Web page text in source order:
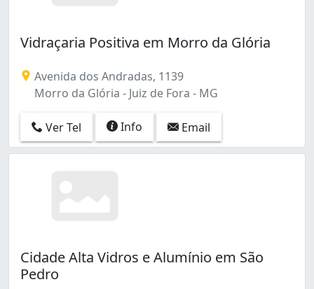
Vidraçaria Positiva em Morro da Glória
Avenida dos Andradas, 1139
Morro da Glória - Juiz de Fora - MG
Ver Tel Info Email
Cidade Alta Vidros e Alumínio em São
Pedro